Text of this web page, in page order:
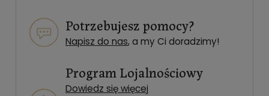
Potrzebujesz pomocy?
Napisz do nas, a my Ci doradzimy!
Program Lojalnościowy
Dowiedz się więcej